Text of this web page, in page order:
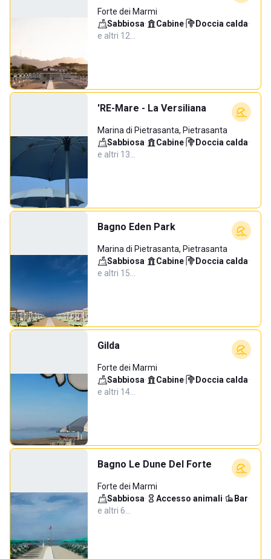
Forte dei Marmi
Sabbiosa· Cabine· Doccia calda·
e altri 12…
'RE-Mare - La Versiliana
Marina di Pietrasanta, Pietrasanta
Sabbiosa· Cabine· Doccia calda·
e altri 13…
Bagno Eden Park
Marina di Pietrasanta, Pietrasanta
Sabbiosa· Cabine· Doccia calda·
e altri 15…
Gilda
Forte dei Marmi
Sabbiosa· Cabine· Doccia calda·
e altri 14…
Bagno Le Dune Del Forte
Forte dei Marmi
Sabbiosa· Accesso animali· Bar·
e altri 6…